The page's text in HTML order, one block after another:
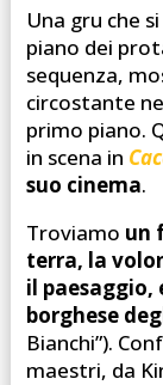
Una gru che
piano dei
sequenza,
circostante
primo piano.
in scena in
suo cinema.
Troviamo un
terra, la
il paesaggio,
borghese
Bianchi”).
maestri, da